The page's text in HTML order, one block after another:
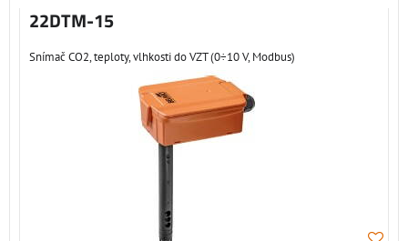
22DTM-15
Snímač CO2, teploty, vlhkosti do VZT (0÷10 V, Modbus)